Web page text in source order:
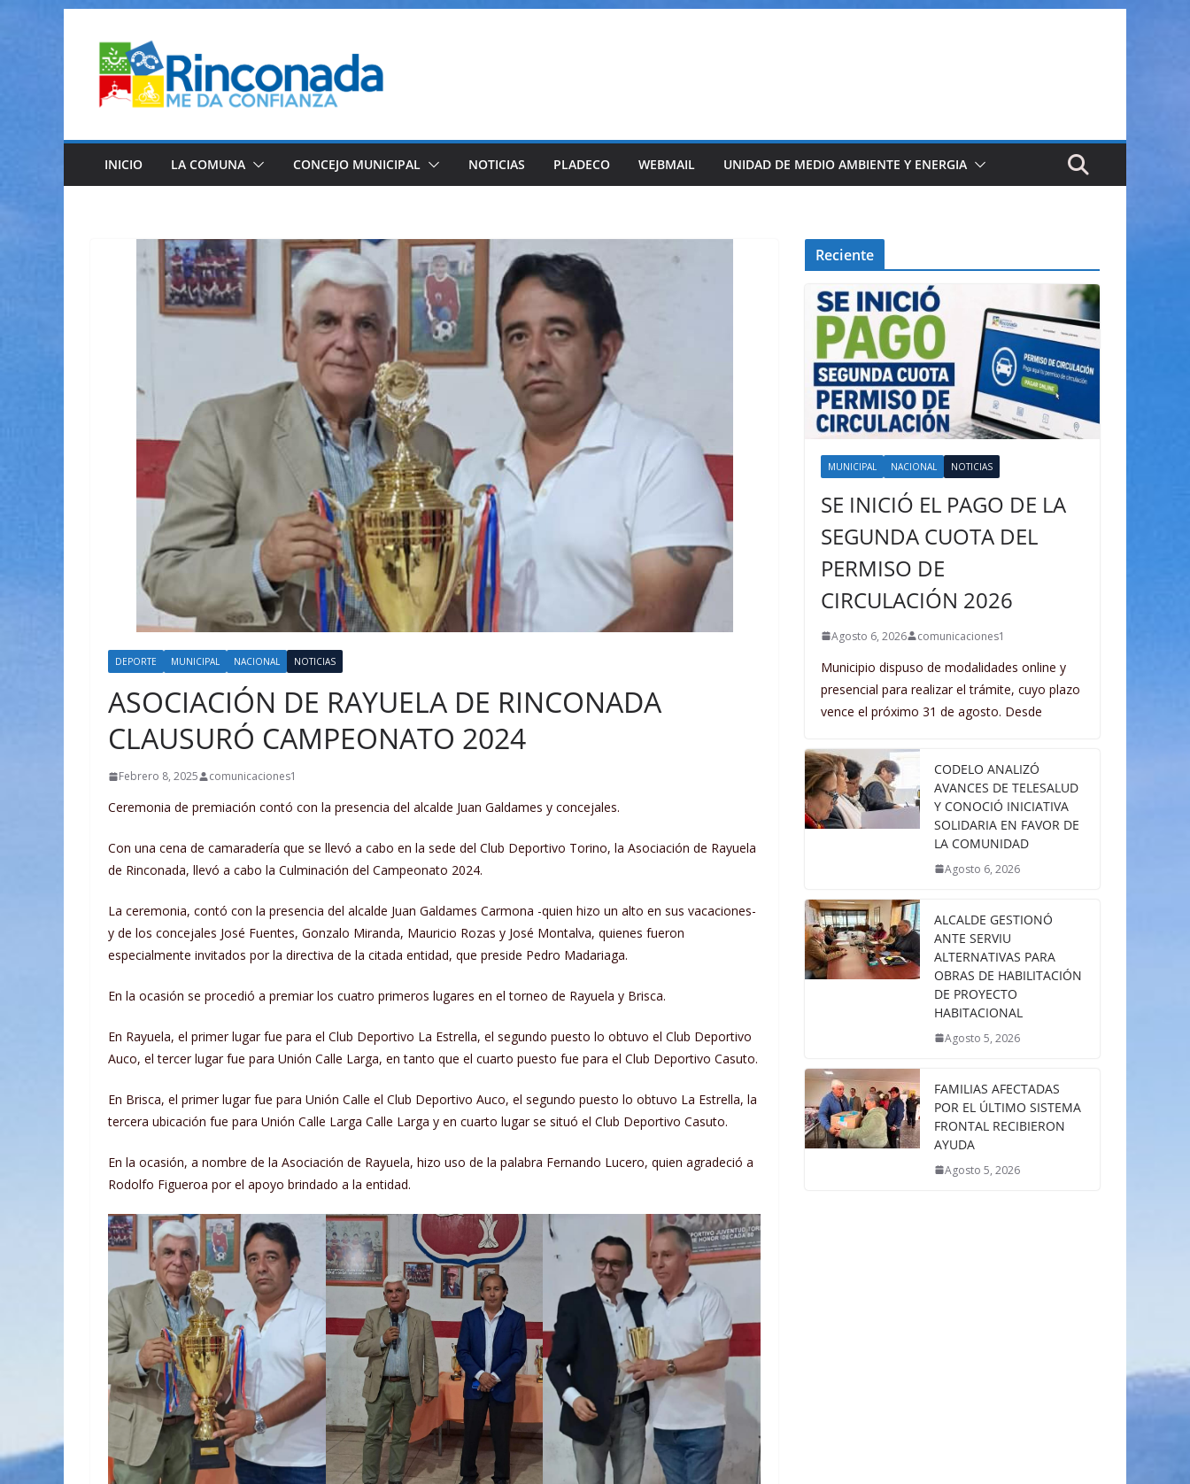
contenido
INICIO LA COMUNA CONCEJO MUNICIPAL NOTICIAS PLADECO WEBMAIL UNIDAD DE MEDIO AMBIENTE Y ENERGIA
DEPORTE MUNICIPAL NACIONAL NOTICIAS
ASOCIACIÓN DE RAYUELA DE RINCONADA
CLAUSURÓ CAMPEONATO 2024
Febrero 8, 2025 comunicaciones1
Ceremonia de premiación contó con la presencia del alcalde Juan Galdames y concejales.
Con una cena de camaradería que se llevó a cabo en la sede del Club Deportivo Torino, la Asociación de Rayuela
de Rinconada, llevó a cabo la Culminación del Campeonato 2024.
La ceremonia, contó con la presencia del alcalde Juan Galdames Carmona -quien hizo un alto en sus vacaciones-
y de los concejales José Fuentes, Gonzalo Miranda, Mauricio Rozas y José Montalva, quienes fueron
especialmente invitados por la directiva de la citada entidad, que preside Pedro Madariaga.
En la ocasión se procedió a premiar los cuatro primeros lugares en el torneo de Rayuela y Brisca.
En Rayuela, el primer lugar fue para el Club Deportivo La Estrella, el segundo puesto lo obtuvo el Club Deportivo
Auco, el tercer lugar fue para Unión Calle Larga, en tanto que el cuarto puesto fue para el Club Deportivo Casuto.
En Brisca, el primer lugar fue para Unión Calle el Club Deportivo Auco, el segundo puesto lo obtuvo La Estrella, la
tercera ubicación fue para Unión Calle Larga Calle Larga y en cuarto lugar se situó el Club Deportivo Casuto.
En la ocasión, a nombre de la Asociación de Rayuela, hizo uso de la palabra Fernando Lucero, quien agradeció a
Rodolfo Figueroa por el apoyo brindado a la entidad.
Reciente
MUNICIPAL NACIONAL NOTICIAS
SE INICIÓ EL PAGO DE LA
SEGUNDA CUOTA DEL
PERMISO DE
CIRCULACIÓN 2026
Agosto 6, 2026 comunicaciones1
Municipio dispuso de modalidades online y
presencial para realizar el trámite, cuyo plazo
vence el próximo 31 de agosto. Desde
CODELO ANALIZÓ
AVANCES DE TELESALUD
Y CONOCIÓ INICIATIVA
SOLIDARIA EN FAVOR DE
LA COMUNIDAD
Agosto 6, 2026
ALCALDE GESTIONÓ
ANTE SERVIU
ALTERNATIVAS PARA
OBRAS DE HABILITACIÓN
DE PROYECTO
HABITACIONAL
Agosto 5, 2026
FAMILIAS AFECTADAS
POR EL ÚLTIMO SISTEMA
FRONTAL RECIBIERON
AYUDA
Agosto 5, 2026